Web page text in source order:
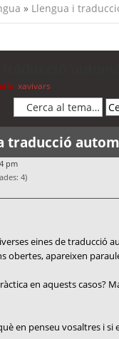
» Llengua i
xavivars
traducció
pm
4)
eines de traducció
obertes, apareixen
en aquests casos?
en penseu vosaltres i